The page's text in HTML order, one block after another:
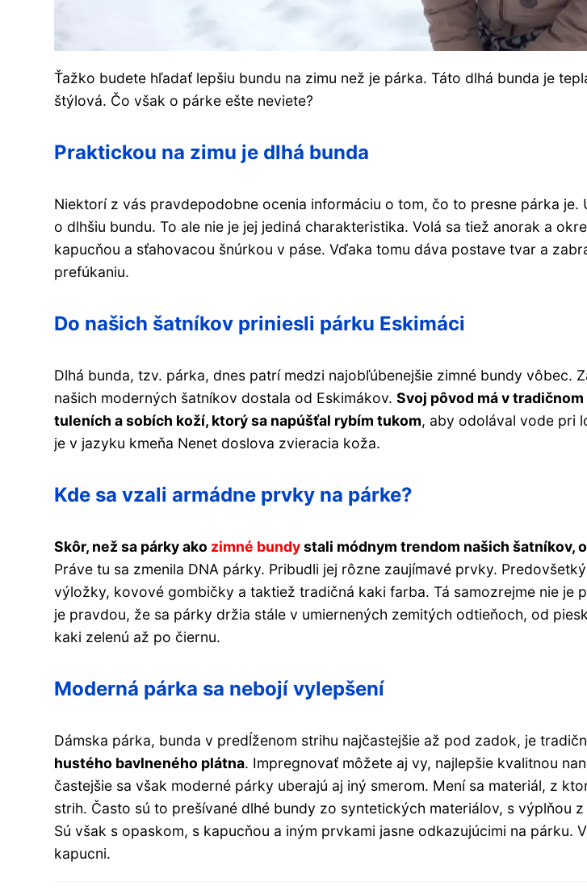
Ťažko budete hľadať lepšiu bundu na zimu než je párka. Táto dlhá bunda je
štýlová. Čo však o párke ešte neviete?
Praktickou na zimu je dlhá bunda
Niektorí z vás pravdepodobne ocenia informáciu o tom, čo to presne párka je.
o dlhšiu bundu. To ale nie je jej jediná charakteristika. Volá sa tiež anorak a
kapucňou a sťahovacou šnúrkou v páse. Vďaka tomu dáva postave tvar a
prefúkaniu.
Do našich šatníkov priniesli párku Eskimáci
Dlhá bunda, tzv. párka, dnes patrí medzi najobľúbenejšie zimné bundy vôbec.
našich moderných šatníkov dostala od Eskimákov. Svoj pôvod má v
tuleních a sobích koží, ktorý sa napúšťal rybím tukom, aby odolával vode pri
je v jazyku kmeňa Nenet doslova zvieracia koža.
Kde sa vzali armádne prvky na párke?
Skôr, než sa párky ako zimné bundystali módnym trendom našich šatníkov,
Práve tu sa zmenila DNA párky. Pribudli jej rôzne zaujímavé prvky.
výložky, kovové gombičky a taktiež tradičná kaki farba. Tá samozrejme nie je
je pravdou, že sa párky držia stále v umiernených zemitých odtieňoch, od
kaki zelenú až po čiernu.
Moderná párka sa nebojí vylepšení
Dámska párka, bunda v predĺženom strihu najčastejšie až pod zadok, je
hustého bavlneného plátna. Impregnovať môžete aj vy, najlepšie kvalitnou
častejšie sa však moderné párky uberajú aj iný smerom. Mení sa materiál, z
strih. Často sú to prešívané dlhé bundy zo syntetických materiálov, s výplňou
Sú však s opaskom, s kapucňou a iným prvkami jasne odkazujúcimi na párku.
kapucni.